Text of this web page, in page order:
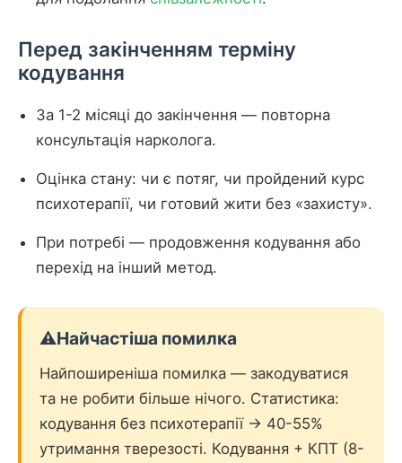
Перед закінченням терміну
кодування
За 1-2 місяці до закінчення — повторна
консультація нарколога.
Оцінка стану: чи є потяг, чи пройдений курс
психотерапії, чи готовий жити без «захисту».
При потребі — продовження кодування або
перехід на інший метод.
⚠️Найчастіша помилка
Найпоширеніша помилка — закодуватися
та не робити більше нічого. Статистика:
кодування без психотерапії → 40-55%
утримання тверезості. Кодування + КПТ (8-